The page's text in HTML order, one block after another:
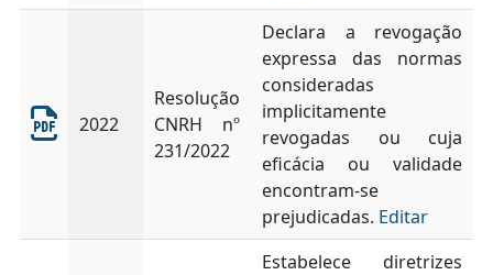
2022
Resolução
CNRH nº
231/2022
Declara a revogação
expressa das normas
consideradas
implicitamente
revogadas ou cuja
eficácia ou validade
encontram-se
prejudicadas. Editar
Estabelece diretrizes